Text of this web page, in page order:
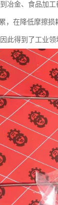
冶金、食品加工
，在降低摩擦
此得到了工业领